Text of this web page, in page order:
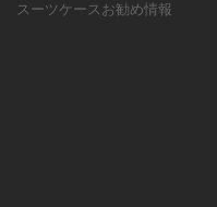
スーツケースお勧め情報